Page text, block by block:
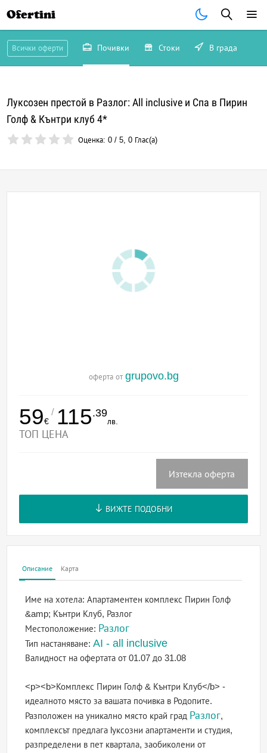
Ofertini
Всички оферти Почивки Стоки В града
Луксозен престой в Разлог: All inclusive и Спа в Пирин
Голф & Кънтри клуб 4*
Оценка:0 /5,0 Глас(а)
оферта от grupovo.bg
59€
/ 115.39
лв.
ТОП ЦЕНА
Изтекла оферта
ВИЖТЕ ПОДОБНИ
Описание Карта
Име на хотела:Апартаментен комплекс Пирин Голф
&amp; Кънтри Клуб, Разлог
Местоположение: Разлог
Тип настаняване:AI - all inclusive
Валидност на офертатаот 01.07 до 31.08
<p><b>Комплекс Пирин Голф & Кънтри Клуб</b> -
идеалното място за вашата почивка в Родопите.
Разположен на уникално място край град Разлог,
комплексът предлага lуксозни апартаменти и студия,
разпределени в пет квартала, заобиколени от